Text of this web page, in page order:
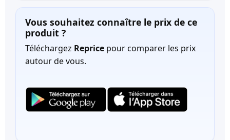
Vous souhaitez connaître le prix de ce
produit ?
Téléchargez Reprice pour comparer les prix
autour de vous.